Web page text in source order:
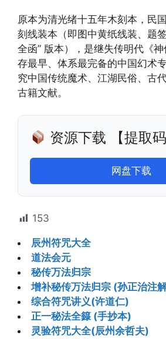
原本为清光绪十五年木刻本，民
刻线装本（即图中黄纸线装、题
全函” 版本），是继失传明代《
存最早、体系最完备的中国幻术
究中国传统魔术、江湖民俗、古
古籍文献。
资源下载 【提取
网盘下载
153
辰州符咒大全
道法会元
秘传万法归宗
增补秘传万法归宗 (孙正治注
综合符咒讲义(许道仁)
正一秘法全籙 (手抄本)
灵验符咒大全(辰州余哲夫)